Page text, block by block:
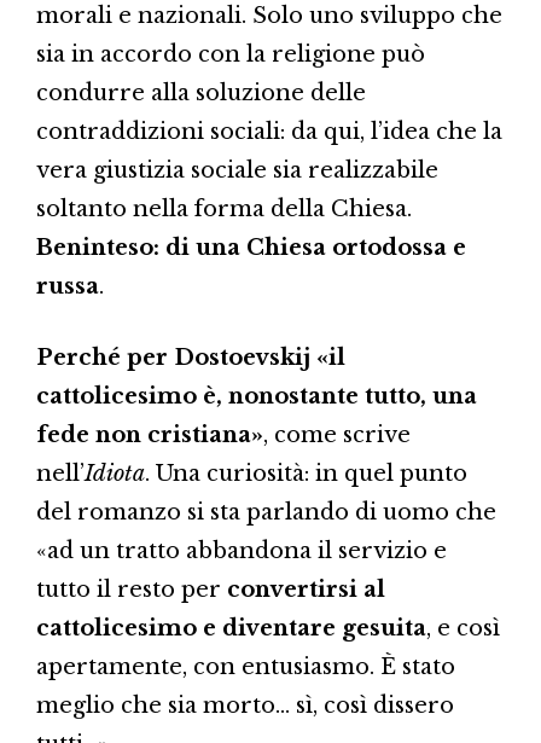
morali e nazionali. Solo uno sviluppo che
sia in accordo con la religione può
condurre alla soluzione delle
contraddizioni sociali: da qui, l’idea che la
vera giustizia sociale sia realizzabile
soltanto nella forma della Chiesa.
Beninteso: di una Chiesa ortodossa e
russa.
Perché per Dostoevskij «il
cattolicesimo è, nonostante tutto, una
fede non cristiana», come scrive
nell’Idiota. Una curiosità: in quel punto
del romanzo si sta parlando di uomo che
«ad un tratto abbandona il servizio e
tutto il resto per convertirsi al
cattolicesimo e diventare gesuita, e così
apertamente, con entusiasmo. È stato
meglio che sia morto… sì, così dissero